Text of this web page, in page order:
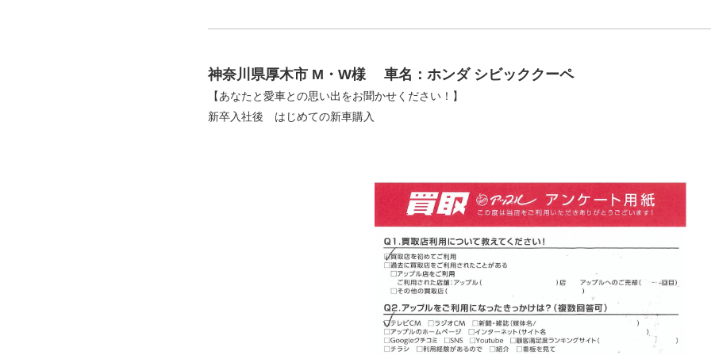
神奈川県厚木市 M・W様 車名：ホンダ シビッククーペ
【あなたと愛車との思い出をお聞かせください！】
新卒入社後 はじめての新車購入